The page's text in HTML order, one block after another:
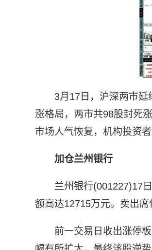
3月17日，沪深两市
涨格局，两市共98股封死
市场人气恢复，机构投资
加仓兰州银行
兰州银行(001227)17
额高达12715万元。卖出席
前一交易日收出涨停